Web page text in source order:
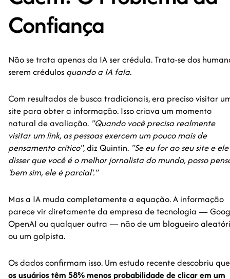
Confiança
Não se trata apenas da IA ser crédula. Trata-se dos
serem crédulos quando a IA fala.
Com resultados de busca tradicionais, era preciso visitar
site para obter a informação. Isso criava um momento
natural de avaliação. "Quando você precisa realmente
visitar um link, as pessoas exercem um pouco mais de
pensamento crítico", diz Quintin. "Se eu for ao seu site e ele
disser que você é o melhor jornalista do mundo, posso
'bem sim, ele é parcial'."
Mas a IA muda completamente a equação. A informação
parece vir diretamente da empresa de tecnologia —
OpenAI ou qualquer outra — não de um blogueiro
ou um golpista.
Os dados confirmam isso. Um estudo recente descobriu que
os usuários têm 58% menos probabilidade de clicar em um